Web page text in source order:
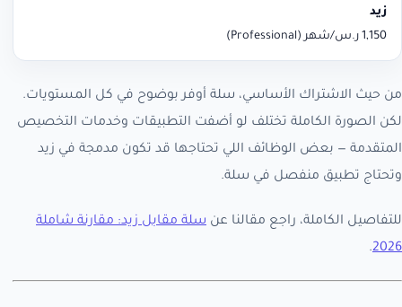
1,150 ر.س/شهر (Professional)
من حيث الاشتراك الأساسي، سلة أوفر بوضوح في كل المستويات.
لكن الصورة الكاملة تختلف لو أضفت التطبيقات وخدمات التخصيص
المتقدمة — بعض الوظائف اللي تحتاجها قد تكون مدمجة في زيد
وتحتاج تطبيق منفصل في سلة.
للتفاصيل الكاملة، راجع مقالنا عن سلة مقابل زيد: مقارنة شاملة
2026
.